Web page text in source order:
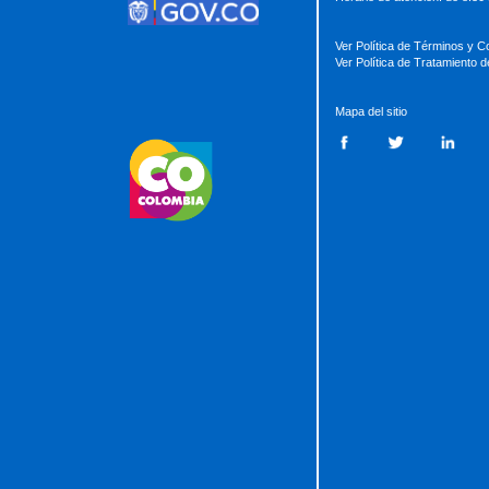
Ver Política de Términos y
Ver Política de Tratamiento
Mapa del sitio